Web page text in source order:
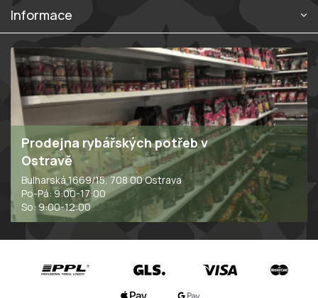
Informace
Prodejna rybářských potřeb v
Ostravě
Bulharská 1669/15, 708 00 Ostrava
Po-Pá: 9:00-17:00
So: 9:00-12:00